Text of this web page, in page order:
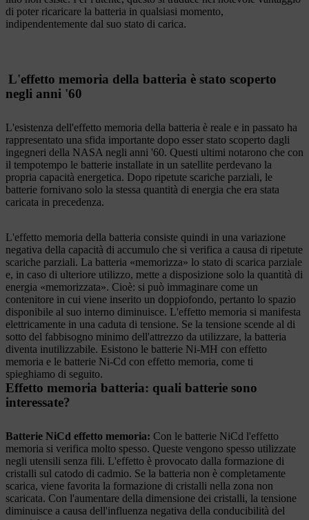
di poter ricaricare la batteria in qualsiasi momento,
indipendentemente dal suo stato di carica.
L'effetto memoria della batteria è stato scoperto
negli anni '60
L'esistenza dell'effetto memoria della batteria è reale e in passato ha
rappresentato una sfida importante dopo esser stato scoperto dagli
ingegneri della NASA negli anni '60. Questi ultimi notarono che con
il tempotempo le batterie installate in un satellite perdevano la
propria capacità energetica. Dopo ripetute scariche parziali, le
batterie fornivano solo la stessa quantità di energia che era stata
caricata in precedenza.
L'effetto memoria della batteria consiste quindi in una variazione
negativa della capacità di accumulo che si verifica a causa di ripetute
scariche parziali. La batteria «memorizza» lo stato di scarica parziale
e, in caso di ulteriore utilizzo, mette a disposizione solo la quantità di
energia «memorizzata». Cioè: si può immaginare come un
contenitore in cui viene inserito un doppiofondo, pertanto lo spazio
disponibile al suo interno diminuisce. L'effetto memoria si manifesta
elettricamente in una caduta di tensione. Se la tensione scende al di
sotto del fabbisogno minimo dell'attrezzo da utilizzare, la batteria
diventa inutilizzabile. Esistono le batterie Ni-MH con effetto
memoria e le batterie Ni-Cd con effetto memoria, come ti
spieghiamo di seguito.
Effetto memoria batteria: quali batterie sono
interessate?
Batterie NiCd effetto memoria: Con le batterie NiCd l'effetto
memoria si verifica molto spesso. Queste vengono spesso utilizzate
negli utensili senza fili. L'effetto è provocato dalla formazione di
cristalli sul catodo di cadmio. Se la batteria non è completamente
scarica, viene favorita la formazione di cristalli nella zona non
scaricata. Con l'aumentare della dimensione dei cristalli, la tensione
diminuisce a causa dell'influenza negativa della conducibilità del